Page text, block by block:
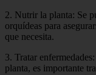
2. Nutrir la planta: Se
orquídeas para
que necesita.
3. Tratar
planta, es importante